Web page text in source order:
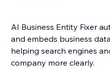
AI Business Entity Fixer
and embeds business
helping search engines
company more clearly.